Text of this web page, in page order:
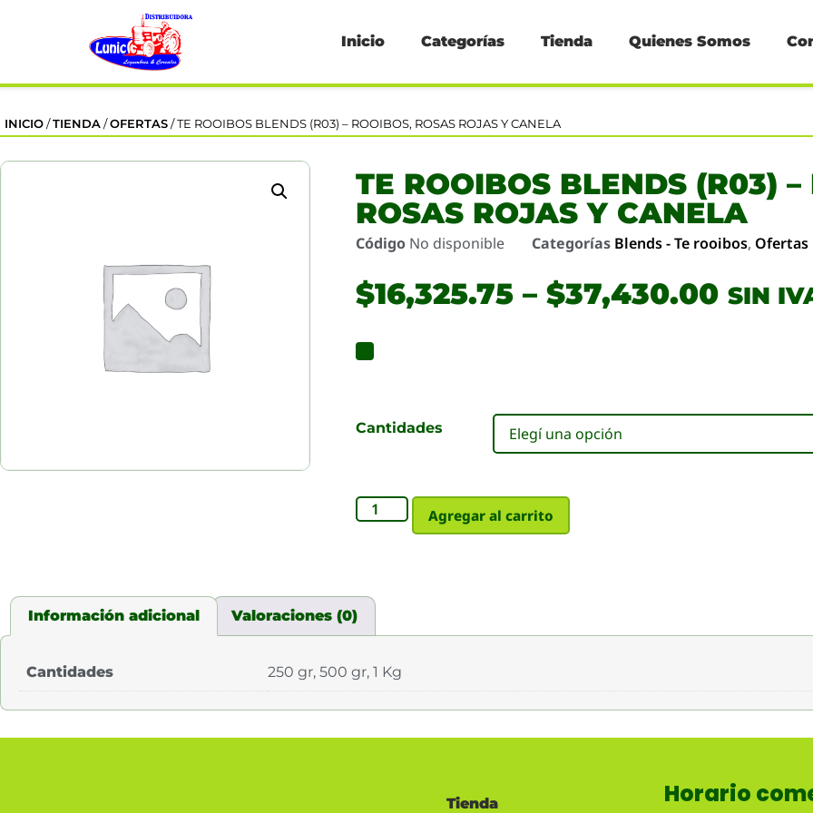
Inicio Categorías Tienda Quienes Somos
INICIO /TIENDA /OFERTAS / TE ROOIBOS BLENDS (R03) – ROOIBOS, ROSAS ROJAS Y CANELA
TE ROOIBOS BLENDS (R03) –
ROSAS ROJAS Y CANELA
Código No disponible Categorías Blends - Te rooibos, Ofertas
$16,325.75 – $37,430.00 SIN
Cantidades
Agregar al carrito
Información adicional Valoraciones (0)
Cantidades 250 gr, 500 gr, 1 Kg
Tienda Horario